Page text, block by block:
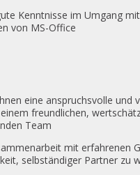
Kenntnisse im Umgang
von MS-Office
eine anspruchsvolle und
freundlichen,
Team
mit erfahrenen
selbständiger Partner zu